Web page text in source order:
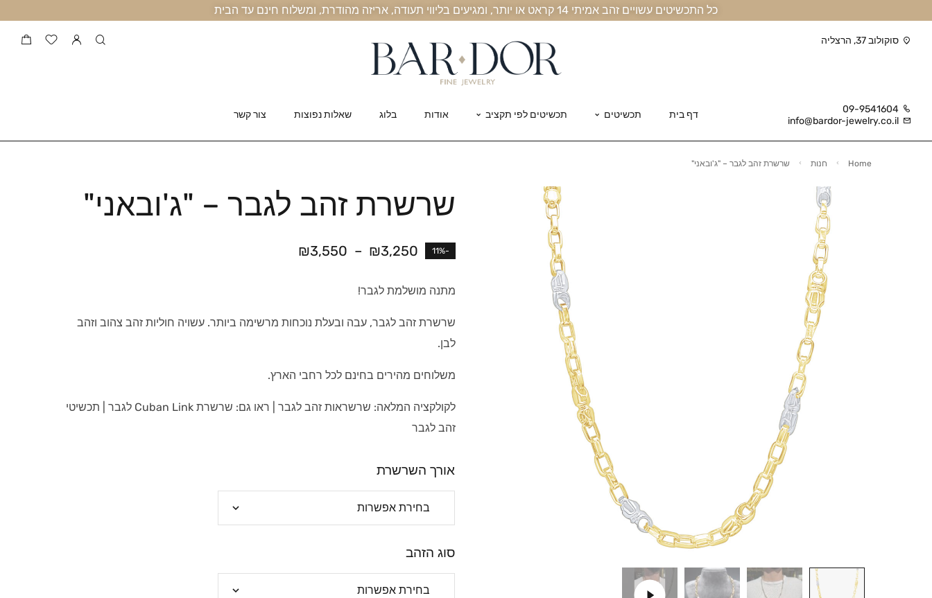
כל התכשיטים עשויים זהב אמיתי 14 קראט או יותר, ומגיעים בליווי תעודה, אריזה מהודרת, ומשלוח חינם עד הבית
סוקולוב 37, הרצליה
09-9541604
info@bardor-jewelry.co.il
דף בית תכשיטים תכשיטים לפי תקציב אודות בלוג שאלות נפוצות צור קשר
Home חנות שרשרת זהב לגבר – "ג'ובאני"
שרשרת זהב לגבר – "ג'ובאני"
-11%
₪3,250
–
₪3,550
מתנה מושלמת לגבר!
שרשרת זהב לגבר, עבה ובעלת נוכחות מרשימה ביותר. עשויה חוליות זהב צהוב וזהב
לבן.
משלוחים מהירים בחינם לכל רחבי הארץ.
לקולקציה המלאה: שרשראות זהב לגבר | ראו גם: שרשרת Cuban Link לגבר
תכשיטי
זהב לגבר
אורך השרשרת
סוג הזהב